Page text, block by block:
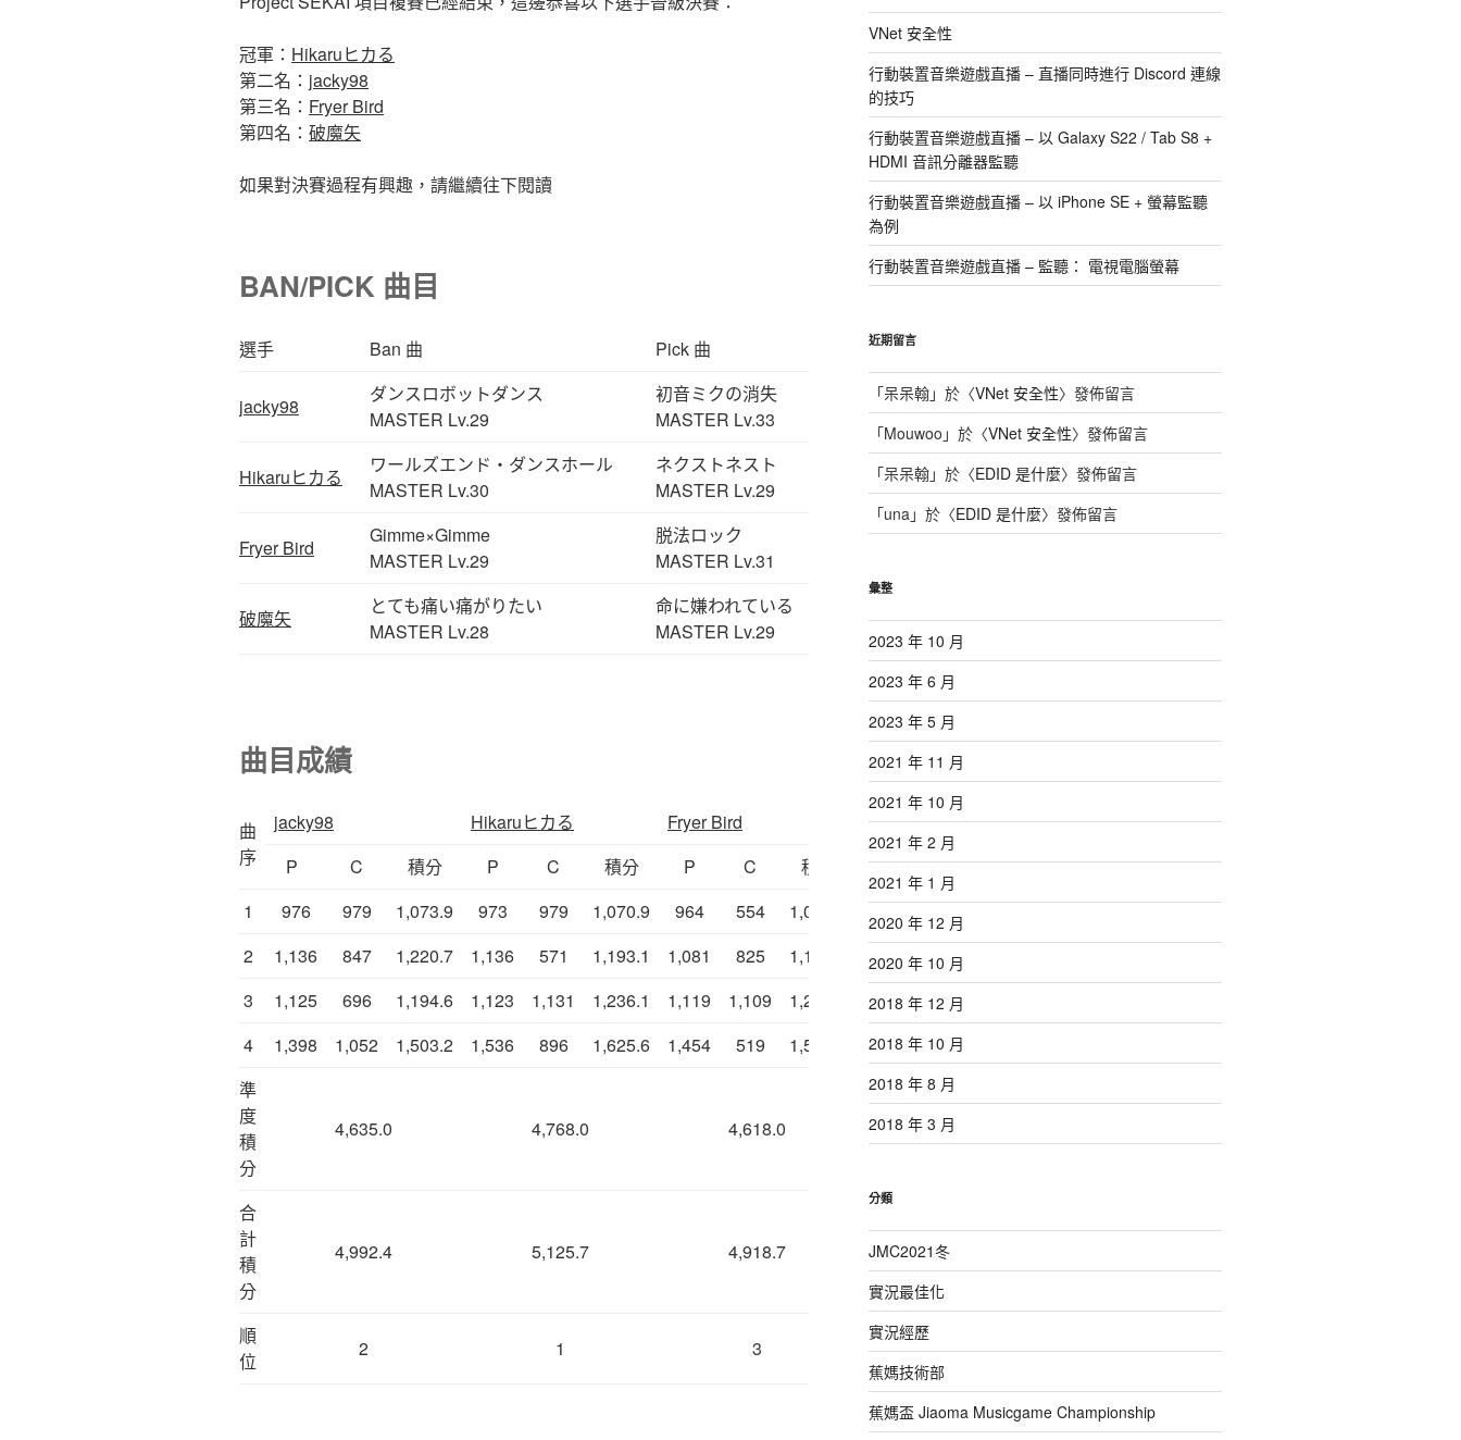
冠軍： Hikaruヒカる
第二名： jacky98
第三名： Fryer Bird
第四名： 破魔矢
如果對決賽過程有興趣，請繼續往下閱讀
BAN/PICK 曲目
選手 Ban 曲 Pick 曲
jacky98
ダンスロボットダンス
MASTER Lv.29
初音ミクの消失
MASTER Lv.33
Hikaruヒカる
ワールズエンド・ダンスホール
MASTER Lv.30
ネクストネスト
MASTER Lv.29
Fryer Bird
Gimme×Gimme
MASTER Lv.29
脱法ロック
MASTER Lv.31
破魔矢
とても痛い痛がりたい
MASTER Lv.28
命に嫌われている
MASTER Lv.29
曲目成績
曲
序
jacky98 Hikaruヒカる Fryer Bird
破魔矢
P
C 積分 P C 積分 P C 積分 P C
積分
1
976 979 1,073.9 973 979 1,070.9 964 554 1,019.4 973 616
1,034.6
2
1,136 847 1,220.7 1,136 571 1,193.1 1,081 825 1,163.5 1,098 514
3
1,125 696 1,194.6 1,123 1,131 1,236.1 1,119 1,109 1,229.9 1,125 1,131
4
1,398 1,052 1,503.2 1,536 896 1,625.6 1,454 519 1,505.9 1,159 235
準
度
積
分
4,635.0 4,768.0 4,618.0 4,355.0
合
計
積
分
4,992.4 5,125.7 4,918.7 4,604.6
順
位
2 1 3 4
VNet 安全性
行動裝置音樂遊戲直播 – 直播同時進行 Discord 連線
的技巧
行動裝置音樂遊戲直播 – 以 Galaxy S22 / Tab S8 +
HDMI 音訊分離器監聽
行動裝置音樂遊戲直播 – 以 iPhone SE + 螢幕監聽
為例
行動裝置音樂遊戲直播 – 監聽： 電視電腦螢幕
近期留言
「呆呆翰」於〈VNet 安全性〉發佈留言
「Mouwoo 」於〈VNet 安全性〉發佈留言
「呆呆翰」於〈EDID 是什麼〉發佈留言
「una」於〈EDID 是什麼〉發佈留言
彙整
2023 年 10 月
2023 年 6 月
2023 年 5 月
2021 年 11 月
2021 年 10 月
2021 年 2 月
2021 年 1 月
2020 年 12 月
2020 年 10 月
2018 年 12 月
2018 年 10 月
2018 年 8 月
2018 年 3 月
分類
JMC2021冬
實況最佳化
實況經歷
蕉媽技術部
蕉媽盃 Jiaoma Musicgame Championship